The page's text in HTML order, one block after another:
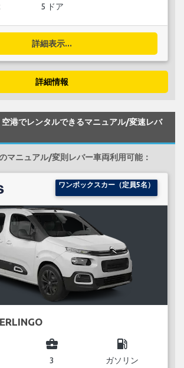
5 ドア
詳細表示...
詳細情報
港でレンタルできるマニュアル/変速レバ
マニュアル/変則レバー車両利用可能：
ワンボックスカー（定員5名）
business_center
3
local_gas_station
ガソリン